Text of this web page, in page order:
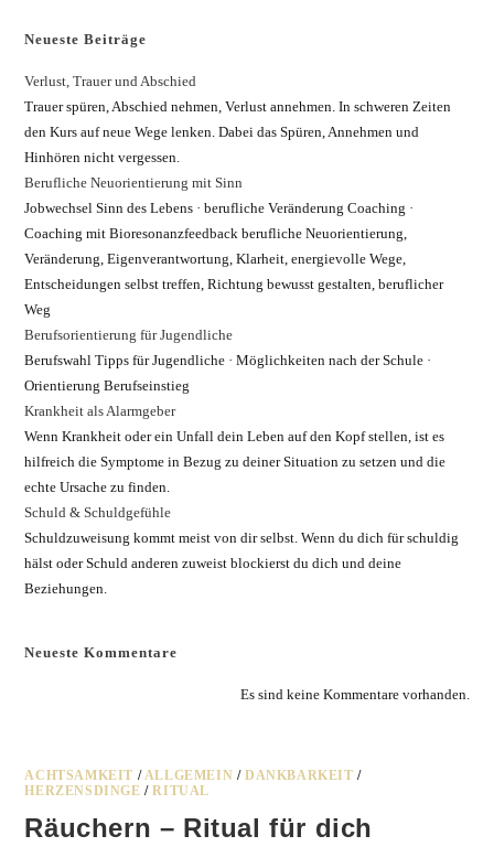
Neueste Beiträge
Verlust, Trauer und Abschied
Trauer spüren, Abschied nehmen, Verlust annehmen. In schweren Zeiten
den Kurs auf neue Wege lenken. Dabei das Spüren, Annehmen und
Hinhören nicht vergessen.
Berufliche Neuorientierung mit Sinn
Jobwechsel Sinn des Lebens · berufliche Veränderung Coaching ·
Coaching mit Bioresonanzfeedback berufliche Neuorientierung,
Veränderung, Eigenverantwortung, Klarheit, energievolle Wege,
Entscheidungen selbst treffen, Richtung bewusst gestalten, beruflicher
Weg
Berufsorientierung für Jugendliche
Berufswahl Tipps für Jugendliche · Möglichkeiten nach der Schule ·
Orientierung Berufseinstieg
Krankheit als Alarmgeber
Wenn Krankheit oder ein Unfall dein Leben auf den Kopf stellen, ist es
hilfreich die Symptome in Bezug zu deiner Situation zu setzen und die
echte Ursache zu finden.
Schuld & Schuldgefühle
Schuldzuweisung kommt meist von dir selbst. Wenn du dich für schuldig
hälst oder Schuld anderen zuweist blockierst du dich und deine
Beziehungen.
Neueste Kommentare
Es sind keine Kommentare vorhanden.
ACHTSAMKEIT /ALLGEMEIN /DANKBARKEIT /
HERZENSDINGE /RITUAL
Räuchern – Ritual für dich